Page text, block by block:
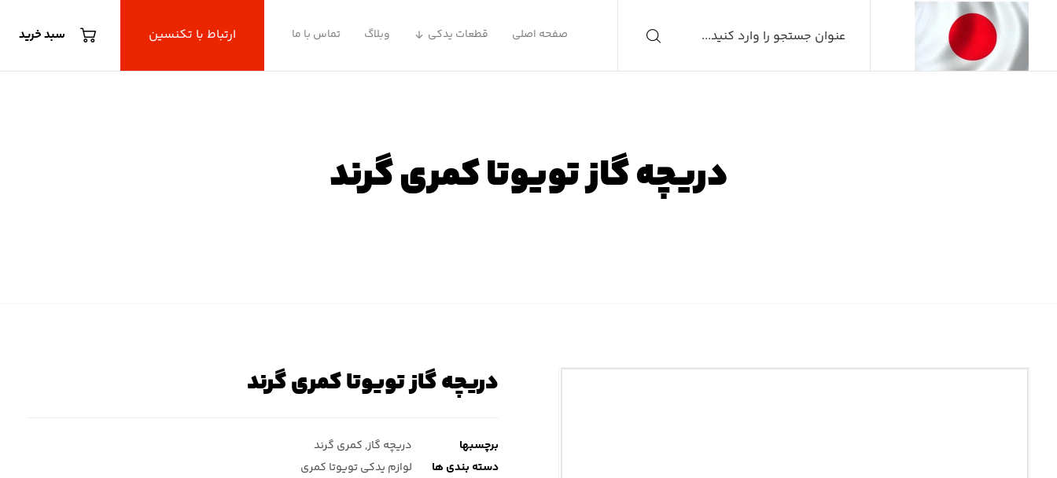
سبد خرید ارتباط با تکنسین صفحه اصلی قطعات یدکی وبلاگ تماس با ما
دریچه گاز تویوتا کمری گرند
دریچه گاز تویوتا کمری گرند
برچسبها دریچه گاز, کمری گرند
دسته بندی ها
لوازم یدکی تویوتا کمری